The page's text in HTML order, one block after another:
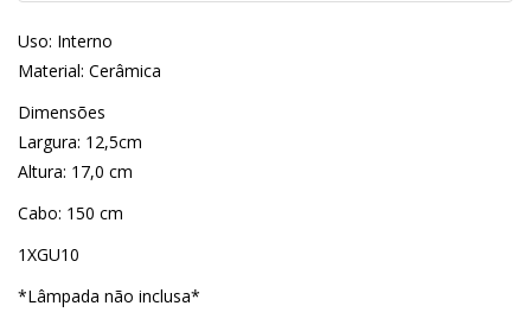
Uso: Interno
Material: Cerâmica
Dimensões
Largura: 12,5cm
Altura: 17,0 cm
Cabo: 150 cm
1XGU10
*Lâmpada não inclusa*